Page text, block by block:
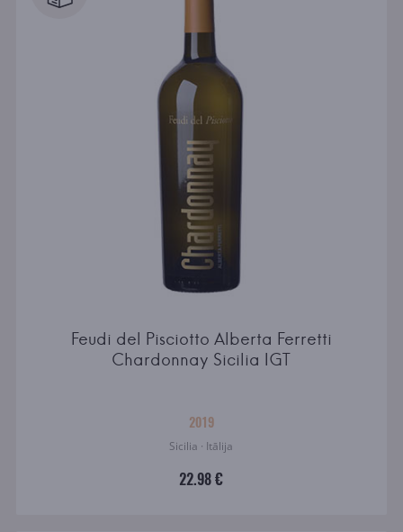
Feudi del Pisciotto Alberta Ferretti
Chardonnay Sicilia IGT
2019
Sicilia · Itālija
22.98 €